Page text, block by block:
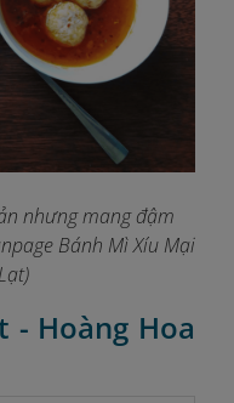
nhưng mang đậm
Bánh Mì Xíu Mại
- Hoàng Hoa